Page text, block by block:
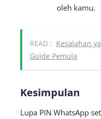
oleh kamu.
READ : Kesalahan
Guide Pemula
Kesimpulan
Lupa PIN WhatsApp